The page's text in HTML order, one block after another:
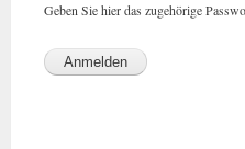
Geben Sie hier das zugehörige